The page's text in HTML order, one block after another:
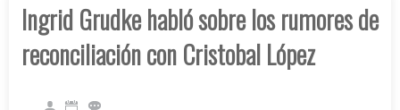
Ingrid Grudke habló sobre los rumores de
reconciliación con Cristobal López